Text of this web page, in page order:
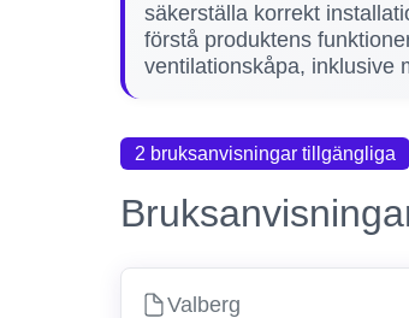
säkerställa korrekt
förstå produktens
ventilationskåpa, inklusive
2 bruksanvisningar tillgängliga
Valberg